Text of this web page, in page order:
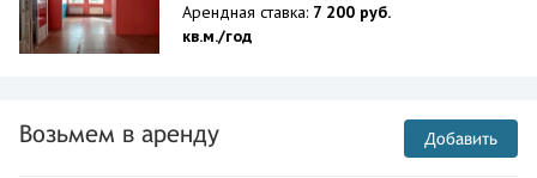
Арендная ставка: 7 200 руб.
кв.м./год
Возьмем в аренду Добавить